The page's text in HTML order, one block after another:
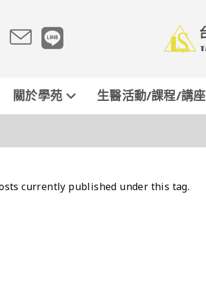
關於學苑 生醫活動/課程/講座
currently published under this tag.